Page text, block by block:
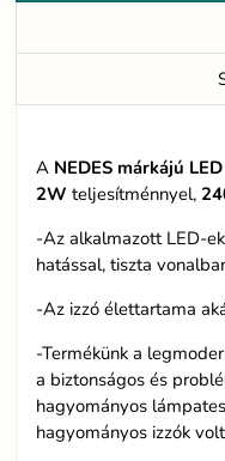
A NEDES márkájú
2W teljesítménnyel,
-Az alkalmazott LED-
hatással, tiszta
-Az izzó élettartama
-Termékünk a
a biztonságos és
hagyományos
hagyományos izzók